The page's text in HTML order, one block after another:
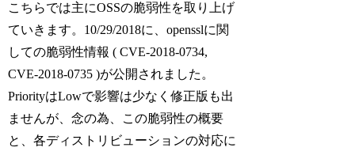
こちらでは主にOSSの脆弱性を取り上げ
ていきます。10/29/2018に、opensslに関
しての脆弱性情報 ( CVE-2018-0734,
CVE-2018-0735 )が公開されました。
PriorityはLowで影響は少なく修正版も出
ませんが、念の為、この脆弱性の概要
と、各ディストリビューションの対応に